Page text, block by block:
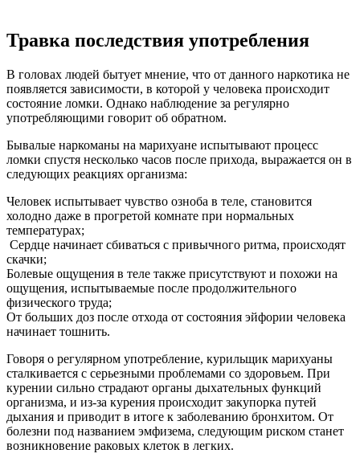
Травка последствия употребления
В головах людей бытует мнение, что от данного наркотика не
появляется зависимости, в которой у человека происходит
состояние ломки. Однако наблюдение за регулярно
употребляющими говорит об обратном.
Бывалые наркоманы на марихуане испытывают процесс
ломки спустя несколько часов после прихода, выражается он в
следующих реакциях организма:
Человек испытывает чувство озноба в теле, становится
холодно даже в прогретой комнате при нормальных
температурах;
Сердце начинает сбиваться с привычного ритма, происходят
скачки;
Болевые ощущения в теле также присутствуют и похожи на
ощущения, испытываемые после продолжительного
физического труда;
От больших доз после отхода от состояния эйфории человека
начинает тошнить.
Говоря о регулярном употребление, курильщик марихуаны
сталкивается с серьезными проблемами со здоровьем. При
курении сильно страдают органы дыхательных функций
организма, и из-за курения происходит закупорка путей
дыхания и приводит в итоге к заболеванию бронхитом. От
болезни под названием эмфизема, следующим риском станет
возникновение раковых клеток в легких.